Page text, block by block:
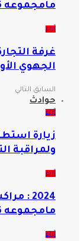
مامجموعه 656 قضية تتعلق بغسيل الأموال
آراء
غرفة
الجهوي
السابق التالي
حوادث
آراء
زيارة
ولمراقبة
آراء
2024 :
مامجموعه 656 قضية تتعلق بغسيل الأموال
آراء